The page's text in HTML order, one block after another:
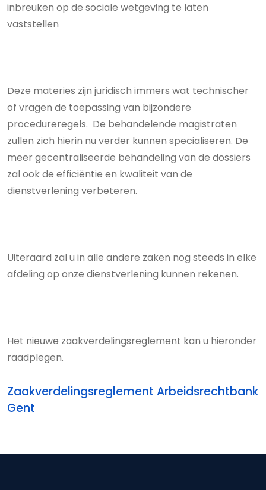
inbreuken op de sociale wetgeving te laten
vaststellen
Deze materies zijn juridisch immers wat technischer
of vragen de toepassing van bijzondere
procedureregels. De behandelende magistraten
zullen zich hierin nu verder kunnen specialiseren. De
meer gecentraliseerde behandeling van de dossiers
zal ook de efficiëntie en kwaliteit van de
dienstverlening verbeteren.
Uiteraard zal u in alle andere zaken nog steeds in elke
afdeling op onze dienstverlening kunnen rekenen.
Het nieuwe zaakverdelingsreglement kan u hieronder
raadplegen.
Zaakverdelingsreglement Arbeidsrechtbank
Gent